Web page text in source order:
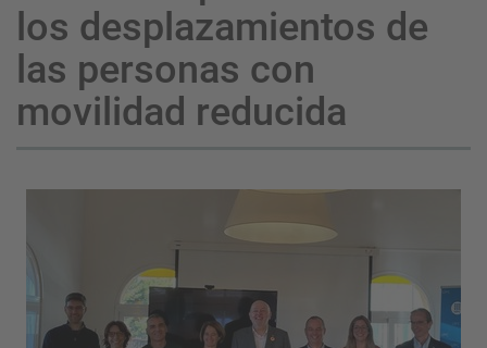
los desplazamientos de
las personas con
movilidad reducida